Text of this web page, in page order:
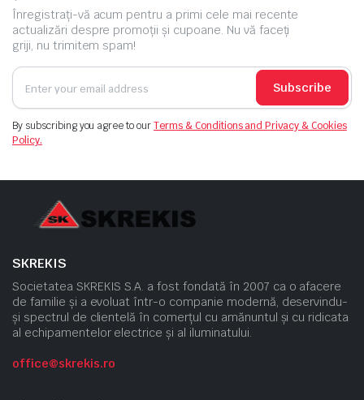
Înregistrați-vă acum pentru a primi cele mai recente
actualizări despre promoții și cupoane. Nu vă faceți
griji, nu trimitem spam!
Subscribe
By subscribing you agree to ourTerms & Conditions and Privacy & Cookies
Policy.
SKREKIS
Societatea SKREKIS S.A. a fost fondată în 2007 ca o afacere
de familie și a evoluat într-o companie modernă, deservindu-
și spectrul de clientelă în comerțul cu amănuntul și cu ridicata
al echipamentelor electrice și al iluminatului.
office@skrekis.ro